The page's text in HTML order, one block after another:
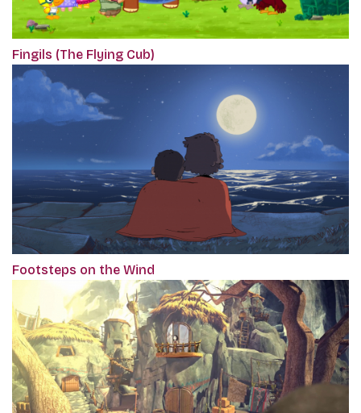
Fingils (The Flying Cub)
Footsteps on the Wind